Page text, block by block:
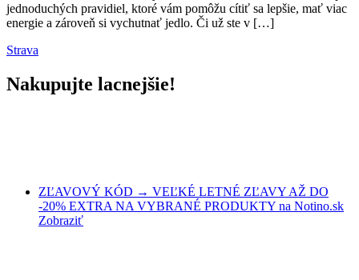
jednoduchých pravidiel, ktoré vám pomôžu cítiť sa lepšie, mať viac
energie a zároveň si vychutnať jedlo. Či už ste v […]
Strava
Nakupujte lacnejšie!
ZĽAVOVÝ KÓD → VEĽKÉ LETNÉ ZĽAVY AŽ DO
-20% EXTRA NA VYBRANÉ PRODUKTY na Notino.sk
Zobraziť